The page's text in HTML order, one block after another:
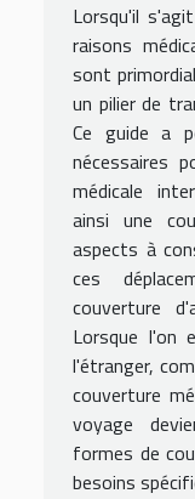
Lorsqu'il
raisons
sont
un pilier de
Ce guide a
nécessaires
médicale
ainsi une
aspects à
ces
couverture
Lorsque l'on
l'étranger,
couverture
voyage
formes de
besoins